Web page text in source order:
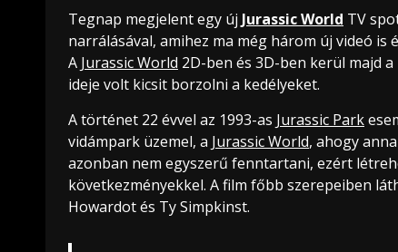
Tegnap megjelent egy új Jurassic World TV
narrálásával, amihez ma még három új videó
A Jurassic World 2D-ben és 3D-ben kerül majd
ideje volt kicsit borzolni a kedélyeket.
A történet 22 évvel az 1993-as Jurassic Park
vidámpark üzemel, a Jurassic World, ahogy
azonban nem egyszerű fenntartani, ezért
következményekkel. A film főbb szerepeiben
Howardot és Ty Simpkinst.